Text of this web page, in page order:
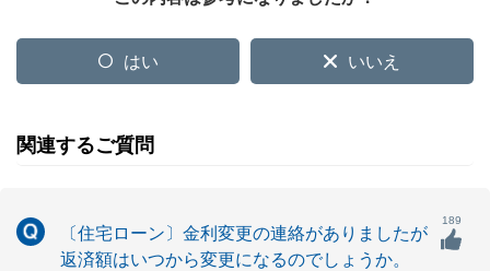
はい いいえ
関連するご質問
〔住宅ローン〕金利変更の連絡がありましたが
返済額はいつから変更になるのでしょうか。
189